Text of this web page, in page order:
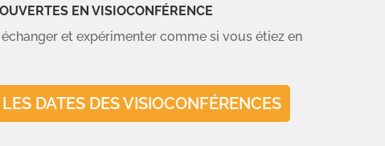
EN VISIOCONFÉRENCE
et expérimenter comme si vous étiez en
DATES DES VISIOCONFÉRENCES